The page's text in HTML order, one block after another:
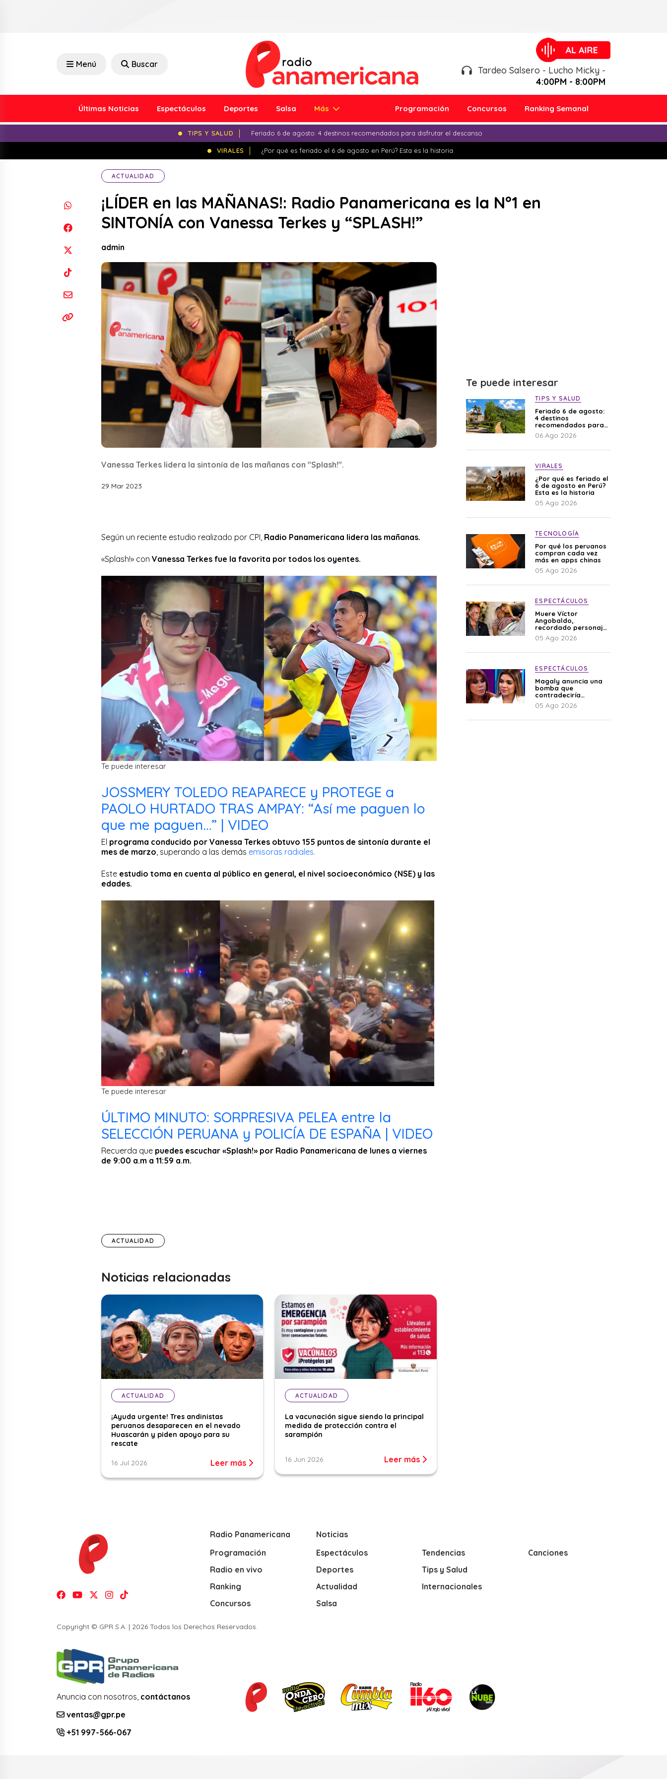
Menú Buscar
Tardeo Salsero - Lucho Micky -
4:00PM - 8:00PM
Últimas Noticias Espectáculos Deportes Salsa Más Programación Concursos Ranking Semanal
TIPS Y SALUD Feriado 6 de agosto: 4 destinos recomendados para disfrutar el descanso
VIRALES ¿Por qué es feriado el 6 de agosto en Perú? Esta es la historia
ACTUALIDAD
¡LÍDER en las MAÑANAS!: Radio Panamericana es la N°1 en
SINTONÍA con Vanessa Terkes y “SPLASH!”
admin
Vanessa Terkes lidera la sintonía de las mañanas con "Splash!".
29 Mar 2023
Según un reciente estudio realizado por CPI, Radio Panamericana lidera las mañanas.
«Splash!» con Vanessa Terkes fue la favorita por todos los oyentes.
Te puede interesar
JOSSMERY TOLEDO REAPARECE y PROTEGE a
PAOLO HURTADO TRAS AMPAY: “Así me paguen lo
que me paguen…” | VIDEO
El programa conducido por Vanessa Terkes obtuvo 155 puntos de sintonía durante el
mes de marzo, superando a las demás emisoras radiales.
Este estudio toma en cuenta al público en general, el nivel socioeconómico (NSE) y las
edades.
Te puede interesar
ÚLTIMO MINUTO: SORPRESIVA PELEA entre la
SELECCIÓN PERUANA y POLICÍA DE ESPAÑA | VIDEO
Recuerda que puedes escuchar «Splash!» por Radio Panamericana de lunes a viernes
de 9:00 a.m a 11:59 a.m.
ACTUALIDAD
Noticias relacionadas
ACTUALIDAD
¡Ayuda urgente! Tres andinistas
peruanos desaparecen en el nevado
Huascarán y piden apoyo para su
rescate
16 Jul 2026 Leer más
ACTUALIDAD
La vacunación sigue siendo la principal
medida de protección contra el
sarampión
16 Jun 2026 Leer más
Te puede interesar
TIPS Y SALUD
Feriado 6 de agosto:
4 destinos
recomendados para
disfrutar el descanso
06 Ago 2026
VIRALES
¿Por qué es feriado el
6 de agosto en Perú?
Esta es la historia
05 Ago 2026
TECNOLOGÍA
Por qué los peruanos
compran cada vez
más en apps chinas
05 Ago 2026
ESPECTÁCULOS
Muere Víctor
Angobaldo,
recordado personaje
de la farándula y
expareja de Shirley
05 Ago 2026
ESPECTÁCULOS
Magaly anuncia una
bomba que
contradeciría
comunicado de La
Bella Luz: “Hay un
05 Ago 2026
Radio Panamericana
Programación
Radio en vivo
Ranking
Concursos
Noticias
Espectáculos
Deportes
Actualidad
Salsa
Tendencias
Tips y Salud
Internacionales
Canciones
Copyright © GPR S.A. | 2026 Todos los Derechos Reservados.
Anuncia con nosotros, contáctanos
ventas@gpr.pe
+51 997-566-067